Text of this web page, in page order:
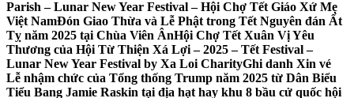
Parish – Lunar New Year Festival – Hội Chợ Tết Giáo Xứ Mẹ
Việt NamĐón Giao Thừa và Lễ Phật trong Tết Nguyên đán Ất
Tỵ năm 2025 tại Chùa Viên ÂnHội Chợ Tết Xuân Vị Yêu
Thương của Hội Từ Thiện Xá Lợi – 2025 – Tết Festival –
Lunar New Year Festival by Xa Loi CharityGhi danh Xin vé
Lễ nhậm chức của Tổng thống Trump năm 2025 từ Dân Biểu
Tiểu Bang Jamie Raskin tại địa hạt hay khu 8 bầu cử quốc hội